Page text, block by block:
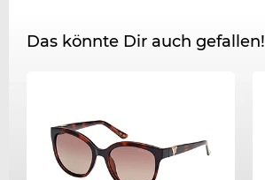
Das könnte Dir auch gefallen!